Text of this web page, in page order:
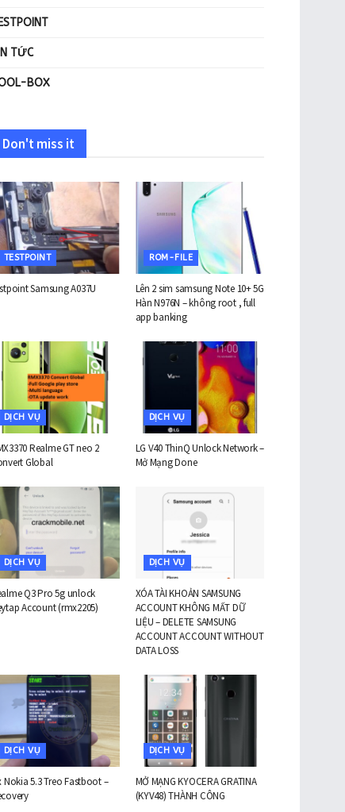
TỨC
BOX
Don't miss it
TESTPOINT
Samsung A037U
ROM-FILE
Lên 2 sim samsung Note 10+ 5G
Hàn N976N – không root , full
app banking
DỊCH VỤ
Realme GT neo 2
Global
DỊCH VỤ
LG V40 ThinQ Unlock Network –
Mở Mạng Done
DỊCH VỤ
Q3 Pro 5g unlock
Account (rmx2205)
DỊCH VỤ
XÓA TÀI KHOẢN SAMSUNG
ACCOUNT KHÔNG MẤT DỮ
LIỆU – DELETE SAMSUNG
ACCOUNT ACCOUNT WITHOUT
DATA LOSS
DỊCH VỤ
Nokia 5.3 Treo Fastboot –
DỊCH VỤ
MỞ MẠNG KYOCERA GRATINA
(KYV48) THÀNH CÔNG